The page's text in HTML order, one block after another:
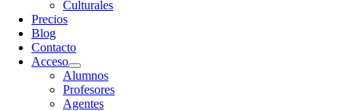
Culturales
Precios
Blog
Contacto
Acceso
Alumnos
Profesores
Agentes